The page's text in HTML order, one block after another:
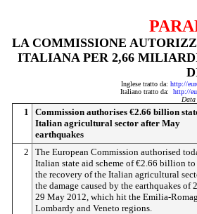
LA COMMISSIONE
ITALIANA PER 2,66
Inglese tratto da: http://
Italiano tratto da: http://
Data
1
Commission authorises €2.66 billion
Italian agricultural sector after May
earthquakes
2
The European Commission authorised
Italian state aid scheme of €2.66 billion
the recovery of the Italian agricultural
the damage caused by the earthquakes of
29 May 2012, which hit the Emilia-
Lombardy and Veneto regions.